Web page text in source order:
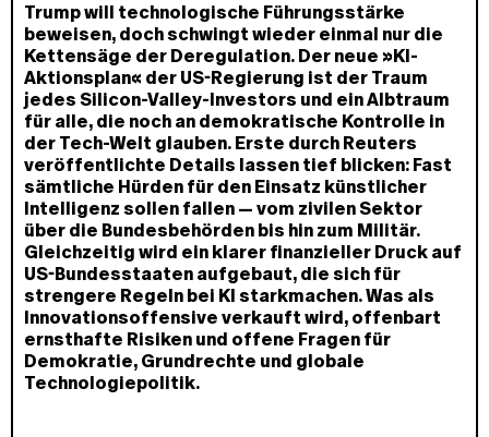
Trump will technologische Führungsstärke
beweisen, doch schwingt wieder einmal nur die
Kettensäge der Deregulation. Der neue »KI-
Aktionsplan« der US-Regierung ist der Traum
jedes Silicon-Valley-Investors und ein Albtraum
für alle, die noch an demokratische Kontrolle in
der Tech-Welt glauben. Erste durch Reuters
veröffentlichte Details lassen tief blicken: Fast
sämtliche Hürden für den Einsatz künstlicher
Intelligenz sollen fallen — vom zivilen Sektor
über die Bundesbehörden bis hin zum Militär.
Gleichzeitig wird ein klarer finanzieller Druck auf
US-Bundesstaaten aufgebaut, die sich für
strengere Regeln bei KI starkmachen. Was als
Innovationsoffensive verkauft wird, offenbart
ernsthafte Risiken und offene Fragen für
Demokratie, Grundrechte und globale
Technologiepolitik.